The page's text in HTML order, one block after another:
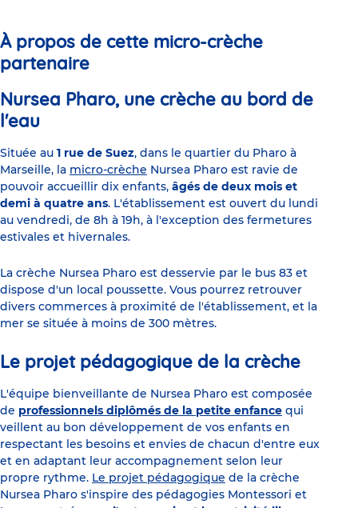
À propos de cette micro-crèche
partenaire
Nursea Pharo, une crèche au bord de
l'eau
Située au 1 rue de Suez, dans le quartier du Pharo à
Marseille, la micro-crèche Nursea Pharo est ravie de
pouvoir accueillir dix enfants, âgés de deux mois et
demi à quatre ans. L'établissement est ouvert du lundi
au vendredi, de 8h à 19h, à l'exception des fermetures
estivales et hivernales.
La crèche Nursea Pharo est desservie par le bus 83 et
dispose d'un local poussette. Vous pourrez retrouver
divers commerces à proximité de l'établissement, et la
mer se située à moins de 300 mètres.
Le projet pédagogique de la crèche
L'équipe bienveillante de Nursea Pharo est composée
de professionnels diplômés de la petite enfance qui
veillent au bon développement de vos enfants en
respectant les besoins et envies de chacun d'entre eux
et en adaptant leur accompagnement selon leur
propre rythme. Le projet pédagogique de la crèche
Nursea Pharo s'inspire des pédagogies Montessori et